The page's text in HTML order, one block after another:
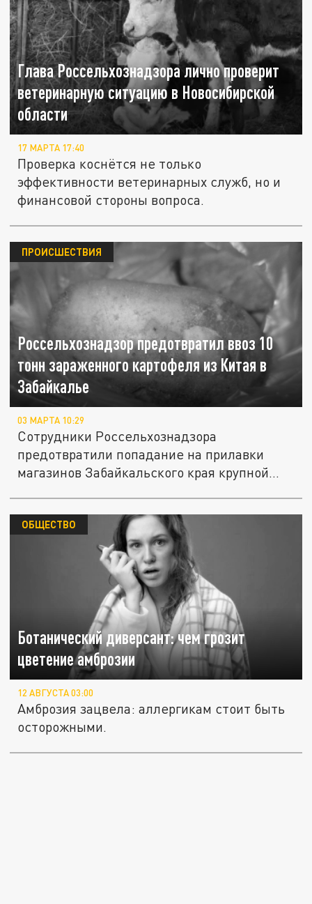
Глава Россельхознадзора лично проверит
ветеринарную ситуацию в Новосибирской
области
17 МАРТА 17:40
Проверка коснётся не только
эффективности ветеринарных служб, но и
финансовой стороны вопроса.
Россельхознадзор предотвратил ввоз 10
тонн зараженного картофеля из Китая в
Забайкалье
ПРОИСШЕСТВИЯ
03 МАРТА 10:29
Сотрудники Россельхознадзора
предотвратили попадание на прилавки
магазинов Забайкальского края крупной
Ботанический диверсант: чем грозит
цветение амброзии
ОБЩЕСТВО
12 АВГУСТА 03:00
Амброзия зацвела: аллергикам стоит быть
осторожными.